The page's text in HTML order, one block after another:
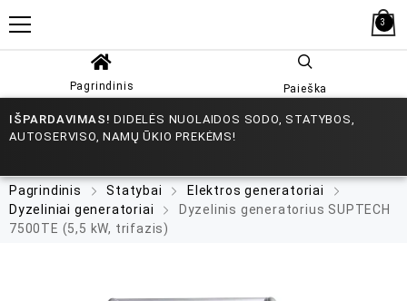
3
Pagrindinis Paieška
IŠPARDAVIMAS! DIDELĖS NUOLAIDOS SODO, STATYBOS,
AUTOSERVISO, NAMŲ ŪKIO PREKĖMS!
Pagrindinis Statybai
Elektros generatoriai
Dyzeliniai generatoriai
Dyzelinis generatorius SUPTECH
7500TE (5,5 kW, trifazis)